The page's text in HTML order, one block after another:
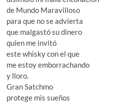
de Mundo Maravilloso
para que no se advierta
que malgastó su dinero
quien me invitó
este whisky con el que
me estoy emborrachando
y lloro.
Gran Satchmo
protege mis sueños